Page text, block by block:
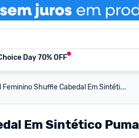
Day 70% OFF
Feminino Shuffle Cabedal Em Sintéti...
Em Sintético Puma